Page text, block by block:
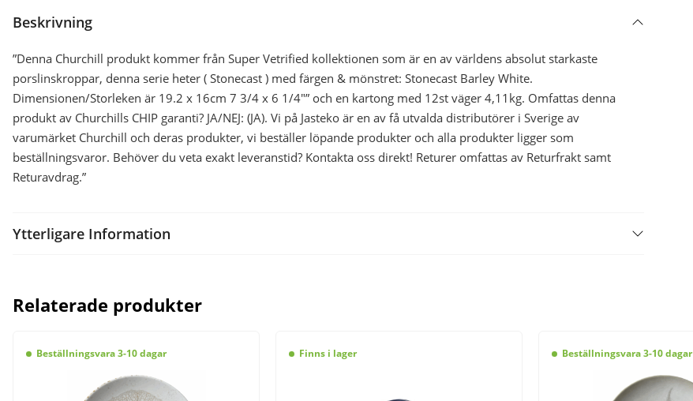
Beskrivning
”Denna Churchill produkt kommer från Super Vetrified kollektionen som är en av världens absolut starkaste
porslinskroppar, denna serie heter ( Stonecast ) med färgen & mönstret: Stonecast Barley White.
Dimensionen/Storleken är 19.2 x 16cm 7 3/4 x 6 1/4″” och en kartong med 12st väger 4,11kg. Omfattas denna
produkt av Churchills CHIP garanti? JA/NEJ: (JA). Vi på Jasteko är en av få utvalda distributörer i Sverige av
varumärket Churchill och deras produkter, vi beställer löpande produkter och alla produkter ligger som
beställningsvaror. Behöver du veta exakt leveranstid? Kontakta oss direkt! Returer omfattas av Returfrakt samt
Returavdrag.”
Ytterligare Information
Relaterade produkter
Beställningsvara 3-10 dagar Finns i lager Beställningsvara 3-10 dagar